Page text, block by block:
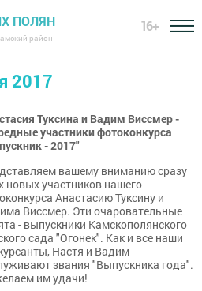
ПОЛЯН
район
16+
2017
Туксина и Вадим Виссмер -
участники фотоконкурса
- 2017"
вашему вниманию сразу
новых участников нашего
Анастасию Туксину и
Виссмер. Эти очаровательные
- выпускники Камскополянского
сада "Огонек". Как и все наши
Настя и Вадим
звания "Выпускника года".
им удачи!